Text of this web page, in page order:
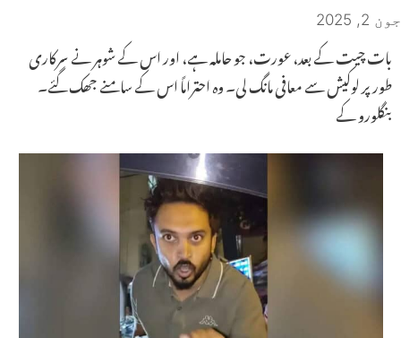
جون 2, 2025
بات چیت کے بعد، عورت، جو حاملہ ہے، اور اس کے شوہر نے سرکاری
طور پر لوکیش سے معافی مانگ لی۔ وہ احتراماً اس کے سامنے جھک گئے۔
بنگلورو کے